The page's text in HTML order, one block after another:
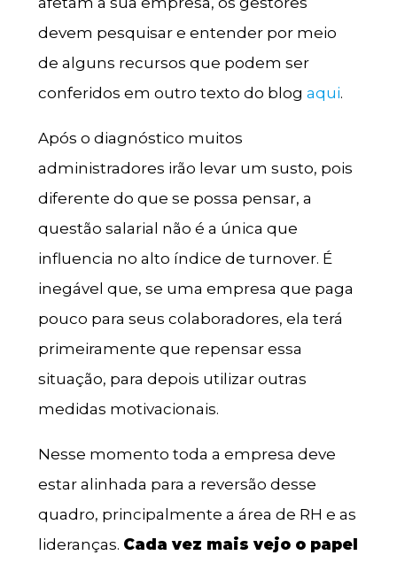
devem pesquisar e entender por meio
de alguns recursos que podem ser
conferidos em outro texto do blog aqui.
Após o diagnóstico muitos
administradores irão levar um susto, pois
diferente do que se possa pensar, a
questão salarial não é a única que
influencia no alto índice de turnover. É
inegável que, se uma empresa que paga
pouco para seus colaboradores, ela terá
primeiramente que repensar essa
situação, para depois utilizar outras
medidas motivacionais.
Nesse momento toda a empresa deve
estar alinhada para a reversão desse
quadro, principalmente a área de RH e as
lideranças. Cada vez mais vejo o papel